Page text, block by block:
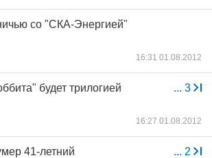
со "СКА-Энергией"
16:31 01.08.2012
... 3
будет трилогией
16:27 01.08.2012
... 2
41-летний